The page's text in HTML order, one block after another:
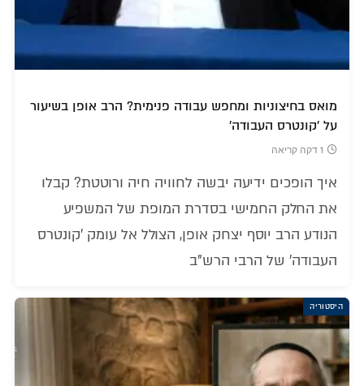
מואס בחיצוניות ומחפש עבודה פנימית? הרב אופן בשיעור
על 'קונטרס העבודה'
1 דקה קריאה
איך הופכים ידיעה יבשה לחוויה חיה ורוטטת? קבלו
את החלק החמישי בסדרת המופת של המשפיע
הנודע הרב יוסף יצחק אופן, הצולל אל עומק 'קונטרס
העבודה' של הרבי הרש"ב
היסטוריה